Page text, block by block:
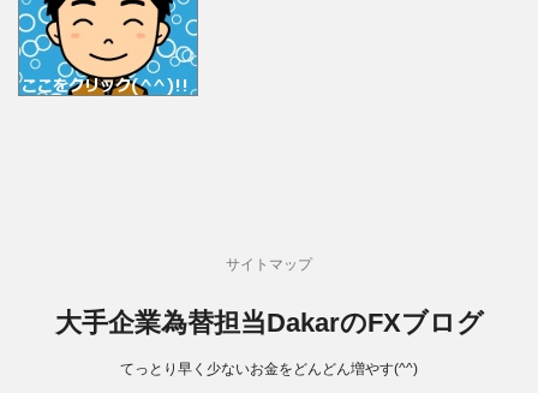
サイトマップ
大手企業為替担当DakarのFXブログ
てっとり早く少ないお金をどんどん増やす(^^)